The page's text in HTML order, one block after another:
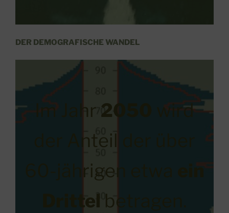
DER DEMOGRAFISCHE WANDEL
Im Jahr 2050
wird
der Anteil der über
60-jährigen etwa
ein
Drittel betragen.